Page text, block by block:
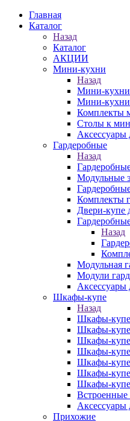
Главная
Каталог
Назад
Каталог
АКЦИИ
Мини-кухни
Назад
Мини-кухни
Мини-кухни
Комплекты
Столы к
Гардеробные
Назад
Модульные
Комплекты
Двери-купе
Назад
Модульная
Модули
Аксессуары
Шкафы-купе
Назад
Шкафы-купе
Шкафы-
Шкафы-купе
Шкафы-купе
Шкафы-купе
Шкафы-купе
Шкафы-
Аксессуары
Прихожие